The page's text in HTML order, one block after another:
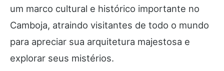
um marco cultural e histórico importante no
Camboja, atraindo visitantes de todo o mundo
para apreciar sua arquitetura majestosa e
explorar seus mistérios.